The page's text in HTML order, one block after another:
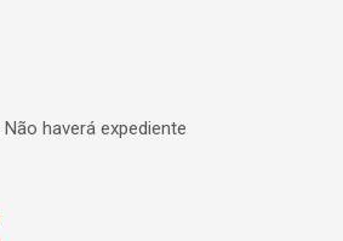
Não haverá expediente